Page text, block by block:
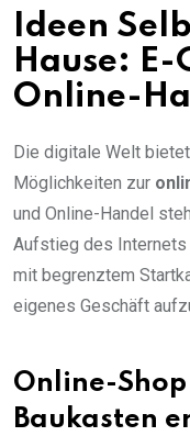
Ideen
Hause: E-
Online-
Die digitale Welt
Möglichkeiten zur
und Online-Handel
Aufstieg des Internets
mit begrenztem
eigenes Geschäft
Online-
Baukasten